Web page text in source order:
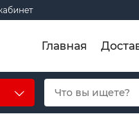
Главная